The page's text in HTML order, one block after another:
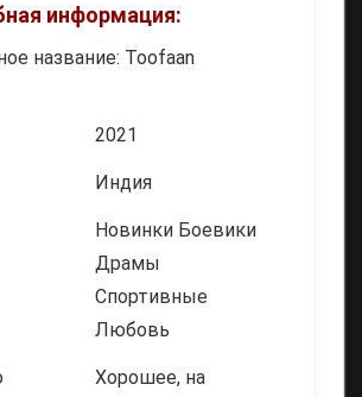
информация:
название: Toofaan
2021
Индия
Новинки Боевики
Драмы
Спортивные
Любовь
Хорошее, на